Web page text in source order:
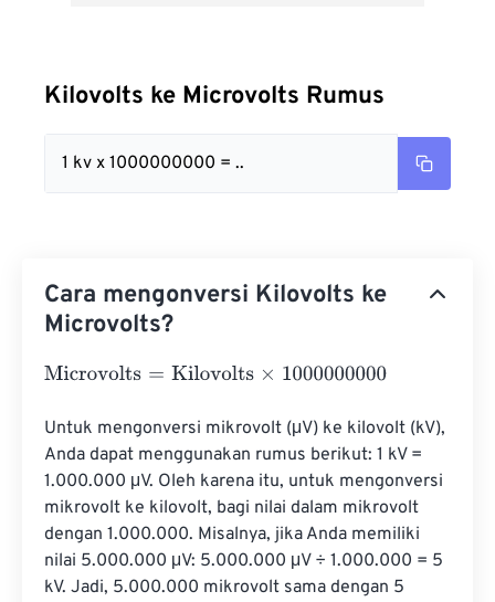
Kilovolts ke Microvolts Rumus
1 kv x 1000000000 = ..
Cara mengonversi Kilovolts ke
Microvolts?
Microvolts=Kilovolts×1000000000
Untuk mengonversi mikrovolt (μV) ke kilovolt (kV),
Anda dapat menggunakan rumus berikut: 1 kV =
1.000.000 μV. Oleh karena itu, untuk mengonversi
mikrovolt ke kilovolt, bagi nilai dalam mikrovolt
dengan 1.000.000. Misalnya, jika Anda memiliki
nilai 5.000.000 μV: 5.000.000 μV ÷ 1.000.000 = 5
kV. Jadi, 5.000.000 mikrovolt sama dengan 5